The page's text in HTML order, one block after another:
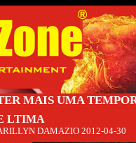
MAIS UMA
LTIMA
DAMAZIO 2012-04-30